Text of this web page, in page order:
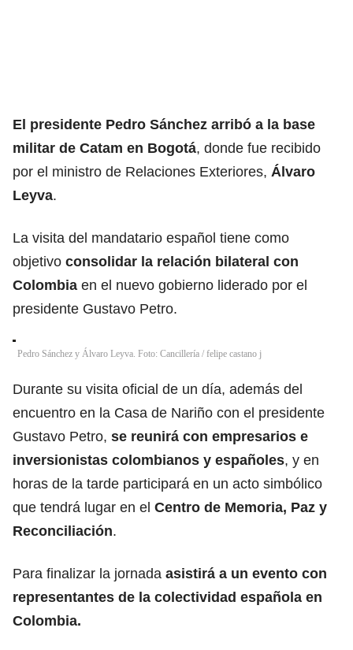
El presidente Pedro Sánchez arribó a la base
militar de Catam en Bogotá, donde fue recibido
por el ministro de Relaciones Exteriores, Álvaro
Leyva.
La visita del mandatario español tiene como
objetivo consolidar la relación bilateral con
Colombia en el nuevo gobierno liderado por el
presidente Gustavo Petro.
Pedro Sánchez y Álvaro Leyva. Foto: Cancillería / felipe castano j
Durante su visita oficial de un día, además del
encuentro en la Casa de Nariño con el presidente
Gustavo Petro, se reunirá con empresarios e
inversionistas colombianos y españoles, y en
horas de la tarde participará en un acto simbólico
que tendrá lugar en el Centro de Memoria, Paz y
Reconciliación.
Para finalizar la jornada asistirá a un evento con
representantes de la colectividad española en
Colombia.